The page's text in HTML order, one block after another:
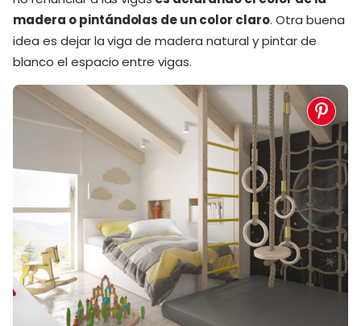
madera o pintándolas de un color claro. Otra buena
idea es dejar la viga de madera natural y pintar de
blanco el espacio entre vigas.